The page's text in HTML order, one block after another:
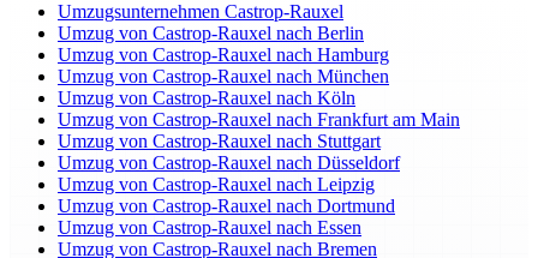
Umzugsunternehmen Castrop-Rauxel
Umzug von Castrop-Rauxel nach Berlin
Umzug von Castrop-Rauxel nach Hamburg
Umzug von Castrop-Rauxel nach München
Umzug von Castrop-Rauxel nach Köln
Umzug von Castrop-Rauxel nach Frankfurt am Main
Umzug von Castrop-Rauxel nach Stuttgart
Umzug von Castrop-Rauxel nach Düsseldorf
Umzug von Castrop-Rauxel nach Leipzig
Umzug von Castrop-Rauxel nach Dortmund
Umzug von Castrop-Rauxel nach Essen
Umzug von Castrop-Rauxel nach Bremen